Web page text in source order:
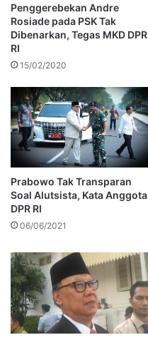
Penggerebekan Andre
Rosiade pada PSK Tak
Dibenarkan, Tegas MKD DPR
RI
15/02/2020
Prabowo Tak Transparan
Soal Alutsista, Kata Anggota
DPR RI
06/06/2021